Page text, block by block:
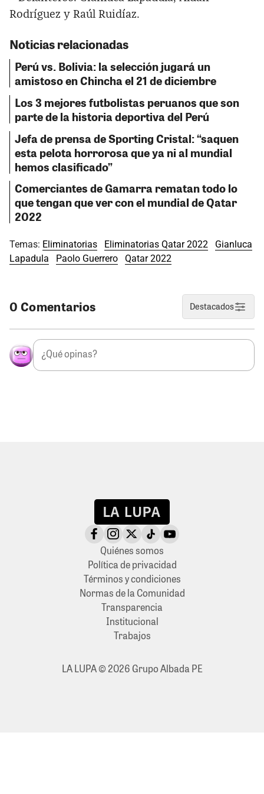
Rodríguez y Raúl Ruidíaz.
Noticias relacionadas
Perú vs. Bolivia: la selección jugará un
amistoso en Chincha el 21 de diciembre
Los 3 mejores futbolistas peruanos que son
parte de la historia deportiva del Perú
Jefa de prensa de Sporting Cristal: “saquen
esta pelota horrorosa que ya ni al mundial
hemos clasificado”
Comerciantes de Gamarra rematan todo lo
que tengan que ver con el mundial de Qatar
2022
Temas: Eliminatorias Eliminatorias Qatar 2022
Gianluca
Lapadula
Paolo Guerrero Qatar 2022
0 Comentarios Destacados
Quiénes somos
Política de privacidad
Términos y condiciones
Normas de la Comunidad
Transparencia
Institucional
Trabajos
LA LUPA © 2026 Grupo Albada PE